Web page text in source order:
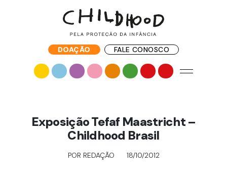
DOAÇÃO FALE CONOSCO
Exposição Tefaf Maastricht –
Childhood Brasil
POR REDAÇÃO 18/10/2012